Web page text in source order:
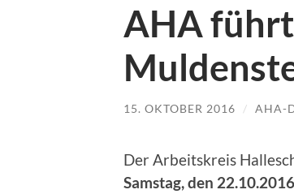
AHA
15. OKTOBER 2016 / AHA-
Der Arbeitskreis
Samstag, den 22.10.2016